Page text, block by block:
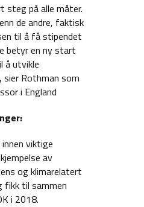
på alle måter.
de andre, faktisk
til å få stipendet
betyr en ny start
å utvikle
sier Rothman som
i England
viktige
av
og klimarelatert
fikk til sammen
i 2018.